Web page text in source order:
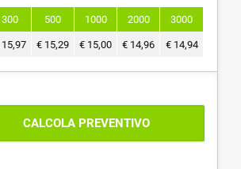
300 500 1000 2000 3000
15,97 € 15,29 € 15,00 € 14,96 € 14,94
CALCOLA PREVENTIVO